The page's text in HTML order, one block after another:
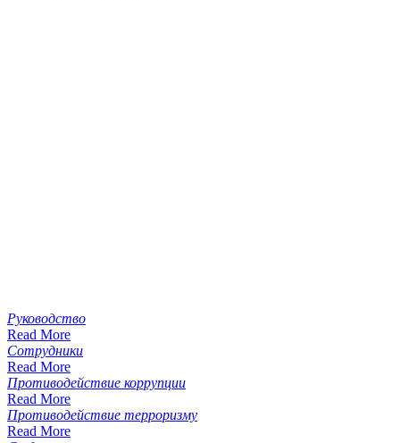
Руководство
Read More
Сотрудники
Read More
Противодействие коррупции
Read More
Противодействие терроризму
Read More